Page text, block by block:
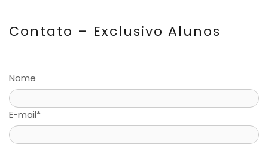
Contato – Exclusivo Alunos
Nome
E-mail*